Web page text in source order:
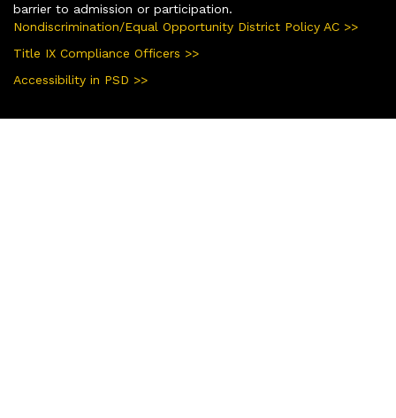
barrier to admission or participation.
Nondiscrimination/Equal Opportunity District Policy AC >>
Title IX Compliance Officers >>
Accessibility in PSD >>